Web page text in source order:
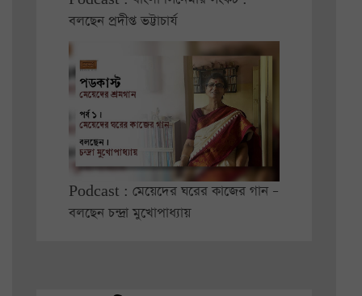
বলছেন প্রদীপ্ত ভট্টাচার্য
Podcast : মেয়েদের ঘরের কাজের গান –
বলছেন চন্দ্রা মুখোপাধ্যায়